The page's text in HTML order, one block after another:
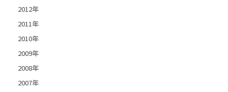
2012年
2011年
2010年
2009年
2008年
2007年